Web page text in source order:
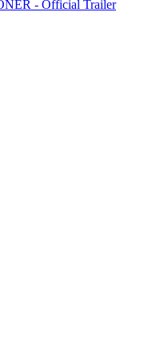
- Official Trailer